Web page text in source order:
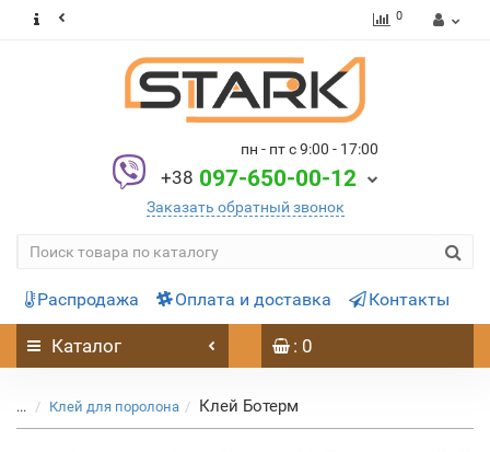
0
пн - пт с 9:00 - 17:00
+38 097-650-00-12
Заказать обратный звонок
Распродажа Оплата и доставка Контакты
Каталог : 0
... Клей для поролона Клей Ботерм